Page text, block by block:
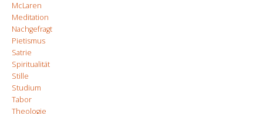
McLaren
Meditation
Nachgefragt
Pietismus
Satrie
Spiritualität
Stille
Studium
Tabor
Theologie